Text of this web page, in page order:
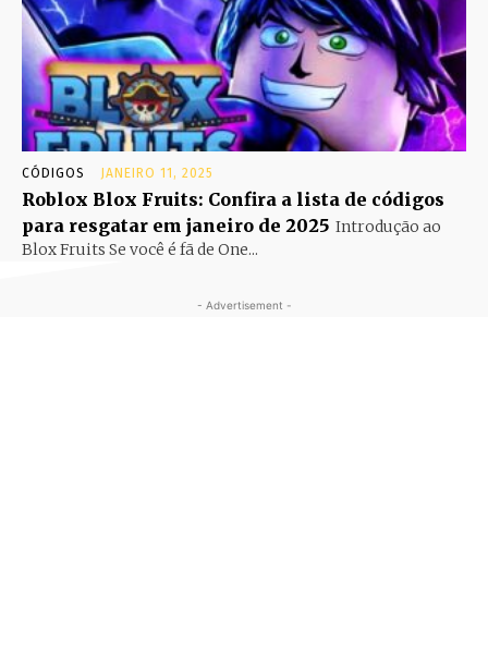
CÓDIGOS JANEIRO 11, 2025
Roblox Blox Fruits: Confira a lista de códigos
para resgatar em janeiro de 2025 Introdução ao
Blox Fruits Se você é fã de One...
- Advertisement -